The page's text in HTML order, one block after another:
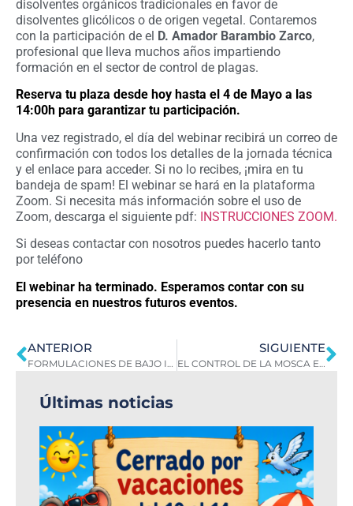
disolventes orgánicos tradicionales en favor de
disolventes glicólicos o de origen vegetal. Contaremos
con la participación de el D. Amador Barambio Zarco,
profesional que lleva muchos años impartiendo
formación en el sector de control de plagas.
Reserva tu plaza desde hoy hasta el 4 de Mayo a las
14:00h para garantizar tu participación.
Una vez registrado, el día del webinar recibirá un correo de
confirmación con todos los detalles de la jornada técnica
y el enlace para acceder. Si no lo recibes, ¡mira en tu
bandeja de spam! El webinar se hará en la plataforma
Zoom. Si necesita más información sobre el uso de
Zoom, descarga el siguiente pdf: INSTRUCCIONES ZOOM.
Si deseas contactar con nosotros puedes hacerlo tanto
por teléfono
El webinar ha terminado. Esperamos contar con su
presencia en nuestros futuros eventos.
ANTERIOR
FORMULACIONES DE BAJO IMPACTO AMBIENTAL
SIGUIENTE
EL CONTROL DE LA MOSCA EN ENTORNOS GANADEROS
Últimas noticias